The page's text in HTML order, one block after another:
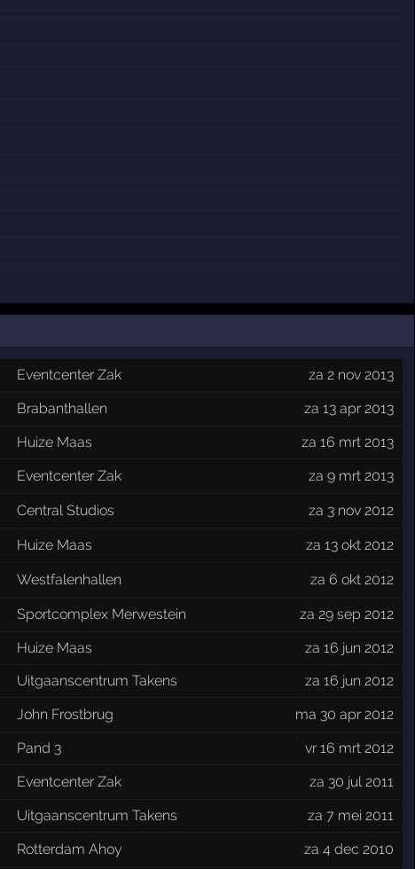
Eventcenter Zak
za 2 nov 2013
Brabanthallen
za 13 apr 2013
Huize Maas
za 16 mrt 2013
Eventcenter Zak
za 9 mrt 2013
Central Studios
za 3 nov 2012
Huize Maas
za 13 okt 2012
Westfalenhallen
za 6 okt 2012
Sportcomplex Merwestein
za 29 sep 2012
Huize Maas
za 16 jun 2012
Uitgaanscentrum Takens
za 16 jun 2012
John Frostbrug
ma 30 apr 2012
Pand 3
vr 16 mrt 2012
Eventcenter Zak
za 30 jul 2011
Uitgaanscentrum Takens
za 7 mei 2011
Rotterdam Ahoy za 4 dec 2010